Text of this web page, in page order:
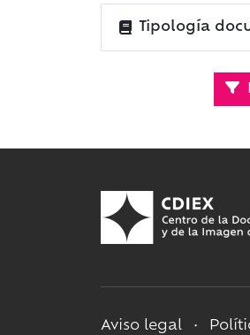
Tipología
Aviso legal •